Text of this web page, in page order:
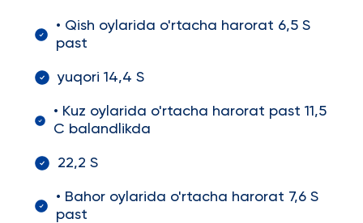
• Qish oylarida o'rtacha harorat 6,5 S
past
yuqori 14,4 S
• Kuz oylarida o'rtacha harorat past 11,5
C balandlikda
22,2 S
• Bahor oylarida o'rtacha harorat 7,6 S
past